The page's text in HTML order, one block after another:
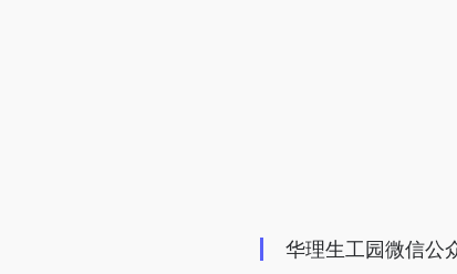
华理生工园微信公